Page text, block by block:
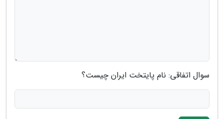
سوال اتفاقی: نام پایتخت ایران چیست؟